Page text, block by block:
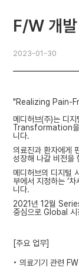
F/W 개발
2023-01-30
"Realizing Pain-
메디허브(주)는 디
Transformation을
니다.
의료진과 환자에게
성장해 나갈 비전을
메디허브의 디지털
부에서 지정하는 ‘
니다.
2021년 12월
중심으로 Global 시
[주요 업무]
• 의료기기 관련